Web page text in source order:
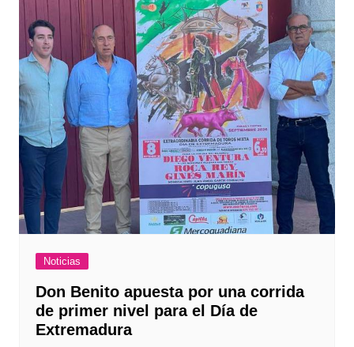
Noticias
Don Benito apuesta por una corrida
de primer nivel para el Día de
Extremadura